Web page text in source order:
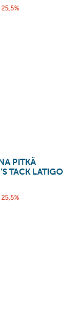
PITKÄ
TACK LATIGO